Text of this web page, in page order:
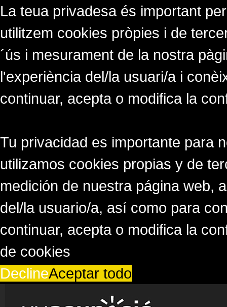
La teua privadesa és important
utilitzem cookies pròpies i de
´ús i mesurament de la nostra
l'experiència del/la usuari/a i
continuar, acepta o modifica la
Tu privacidad es importante para
utilizamos cookies propias y de
medición de nuestra página web,
del/la usuario/a, así como para
continuar, acepta o modifica la
de cookies
DeclineAceptar todo